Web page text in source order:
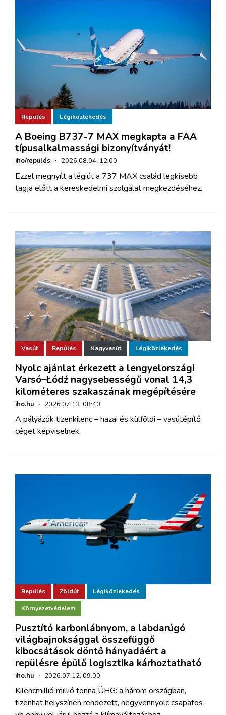
Repülés Légiközlekedés
A Boeing B737-7 MAX megkapta a FAA
típusalkalmassági bizonyítványát!
iho/repülés · 2026.08.04. 12:00
Ezzel megnyílt a légiút a 737 MAX család legkisebb
tagja előtt a kereskedelmi szolgálat megkezdéséhez.
Vasút Repülés Nagyvasút Légiközlekedés
Nyolc ajánlat érkezett a lengyelországi
Varsó–Łódź nagysebességű vonal 14,3
kilométeres szakaszának megépítésére
iho.hu · 2026.07.13. 08:40
A pályázók tizenkilenc – hazai és külföldi – vasútépítő
céget képviselnek.
Repülés Zöldút Légiközlekedés
Környezetvédelem
Pusztító karbonlábnyom, a labdarúgó
világbajnoksággal összefüggő
kibocsátások döntő hányadáért a
repülésre épülő logisztika kárhoztatható
iho.hu · 2026.07.12. 09:00
Kilencmillió millió tonna ÜHG: a három országban,
tizenhat helyszínen rendezett, negyvennyolc csapatos